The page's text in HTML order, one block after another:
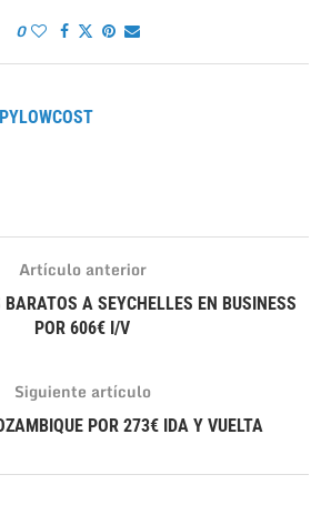
0
Artículo anterior
BARATOS A SEYCHELLES EN BUSINESS
POR 606€ I/V
Siguiente artículo
POR 273€ IDA Y VUELTA